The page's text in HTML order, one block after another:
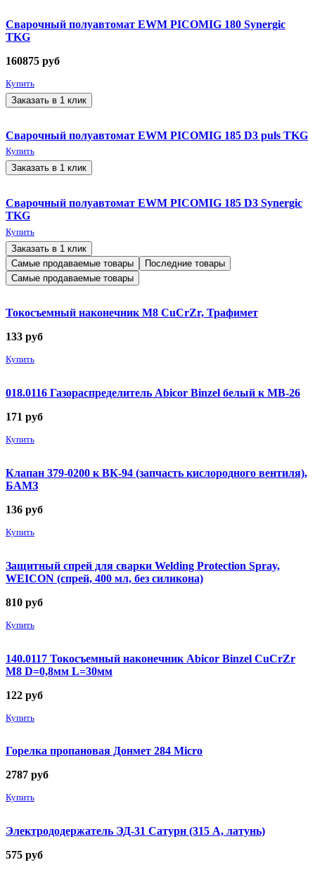
Сварочный полуавтомат EWM PICOMIG 180 Synergic
TKG
160875 руб
Купить
Заказать в 1 клик
Сварочный полуавтомат EWM PICOMIG 185 D3 puls TKG
Купить
Заказать в 1 клик
Сварочный полуавтомат EWM PICOMIG 185 D3 Synergic
TKG
Купить
Заказать в 1 клик
Самые продаваемые товары
Последние товары
Самые продаваемые товары
Токосъемный наконечник М8 CuCrZr, Трафимет
133 руб
Купить
018.0116 Газораспределитель Abicor Binzel белый к MB-26
171 руб
Купить
Клапан 379-0200 к ВК-94 (запчасть кислородного вентиля),
БАМЗ
136 руб
Купить
Защитный спрей для сварки Welding Protection Spray,
WEICON (спрей, 400 мл, без силикона)
810 руб
Купить
140.0117 Токосъемный наконечник Abicor Binzel CuCrZr
М8 D=0,8мм L=30мм
122 руб
Купить
Горелка пропановая Донмет 284 Micro
2787 руб
Купить
Электрододержатель ЭД-31 Сатурн (315 А, латунь)
575 руб